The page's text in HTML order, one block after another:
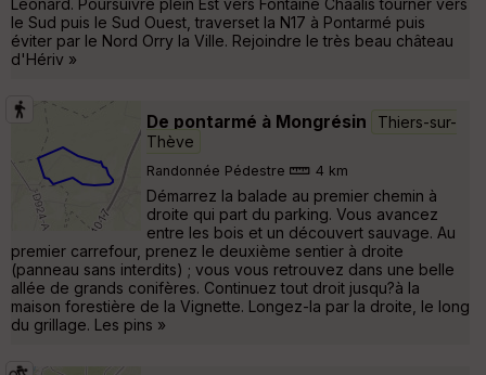
le Sud puis le Sud Ouest, traverset la N17 à Pontarmé puis
éviter par le Nord Orry la Ville. Rejoindre le très beau château
d'Hériv »
De pontarmé à Mongrésin
Thiers-sur-
Thève
Randonnée Pédestre 4 km
Démarrez la balade au premier chemin à
droite qui part du parking. Vous avancez
entre les bois et un découvert sauvage. Au
premier carrefour, prenez le deuxième sentier à droite
(panneau sans interdits) ; vous vous retrouvez dans une belle
allée de grands conifères. Continuez tout droit jusqu?à la
maison forestière de la Vignette. Longez-la par la droite, le long
du grillage. Les pins »